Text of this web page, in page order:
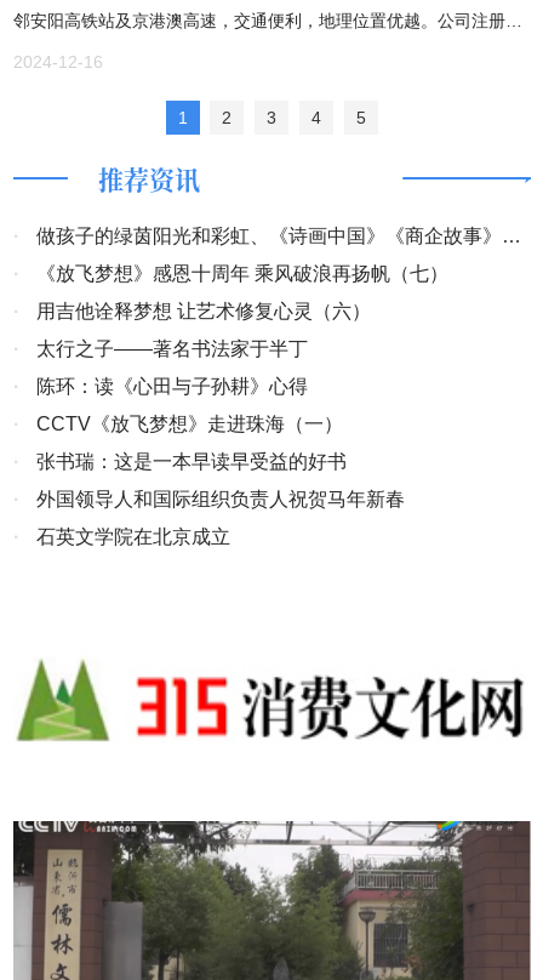
推荐资讯
·
做孩子的绿茵阳光和彩虹、《诗画中国》《商企故事》开
机
·
《放飞梦想》感恩十周年 乘风破浪再扬帆（七）
·
用吉他诠释梦想 让艺术修复心灵（六）
·
太行之子——著名书法家于半丁
·
陈环：读《心田与子孙耕》心得
·
CCTV《放飞梦想》走进珠海（一）
·
张书瑞：这是一本早读早受益的好书
·
外国领导人和国际组织负责人祝贺马年新春
·
石英文学院在北京成立
神，在公司董事长兼执行董事李芬香的带领下，安阳润原建筑工程有
限公司携手社会各界，砥砺前行，为安阳市发展做出应有的贡献。
邻安阳高铁站及京港澳高速，交通便利，地理位置优越。公司注册资
导 “科技改变生活，绿色改善生活”的环保理念，专注研发环境友好型
施工简单方便并缩短工期。自2017年在安阳已经成功施工工程案例：
公司全体人员的不懈努力，公司被授予安阳市房地产业商会理事单
位、安阳市建设科技协会理事单位，荣获2019年度安阳市建设科技协
足于当代建材现代化发展前沿，依靠科技、勇于探索，以优质产品、
优良服务、最佳信誉与广大用户携手共创辉煌。
2024-12-16
1 2 3 4 5